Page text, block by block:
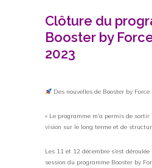
Clôture du
Booster by
2023
Des nouvelles de Booster by Force
« Le programme m’a permis de sortir
vision sur le long terme et de
Les 11 et 12 décembre s’est
session du programme Booster by